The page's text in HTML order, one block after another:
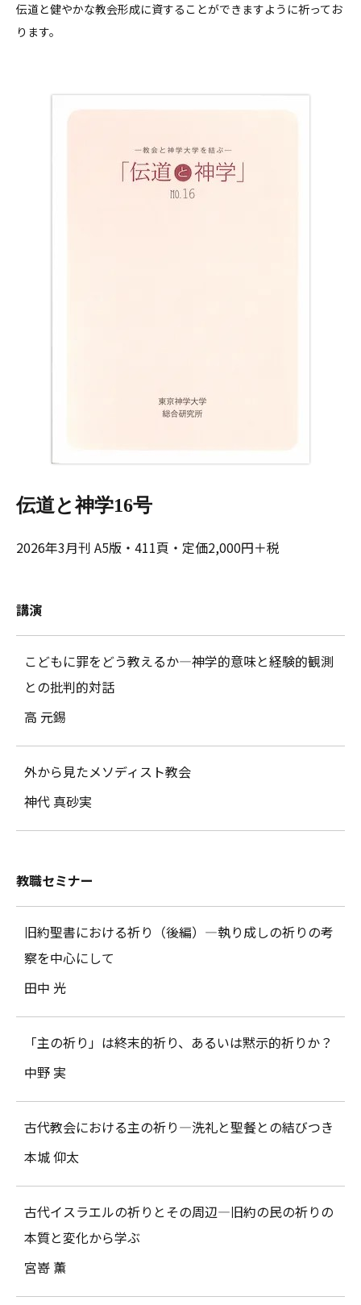
伝道と健やかな教会形成に資することができますように祈ってお
ります。
伝道と神学16号
2026年3月刊 A5版・411頁・定価2,000円＋税
講演
こどもに罪をどう教えるか―神学的意味と経験的観測
との批判的対話
高 元錫
外から見たメソディスト教会
神代 真砂実
教職セミナー
旧約聖書における祈り（後編）―執り成しの祈りの考
察を中心にして
田中 光
「主の祈り」は終末的祈り、あるいは黙示的祈りか？
中野 実
古代教会における主の祈り―洗礼と聖餐との結びつき
本城 仰太
古代イスラエルの祈りとその周辺―旧約の民の祈りの
本質と変化から学ぶ
宮嵜 薫